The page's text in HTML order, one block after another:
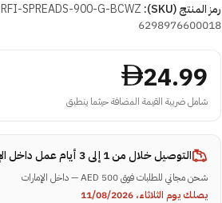
رمز المنتج (SKU):
RFI-SPREADS-900-G-BCWZ
6298976600018
24.99
شامل ضريبة القيمة المضافة حيثما ينطبق
التوصيل خلالمن 1 إلى 3 أيام عمل داخل الإمارات
شحن مجاني للطلبات فوق 500 AED — داخل الإمارات
يصلك يوم الثلاثاء، 11/08/2026